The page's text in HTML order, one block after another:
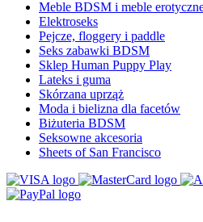
Meble BDSM i meble
Elektroseks
Pejcze, floggery i paddle
Seks zabawki BDSM
Sklep Human Puppy Play
Lateks i guma
Skórzana uprząż
Moda i bielizna dla facetów
Biżuteria BDSM
Seksowne akcesoria
Sheets of San Francisco